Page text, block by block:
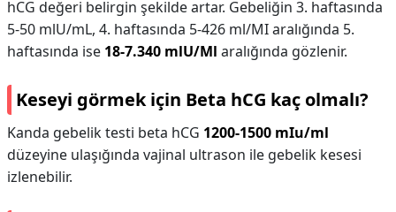
hCG değeri belirgin şekilde artar. Gebeliğin 3. haftasında
5-50 mlU/mL, 4. haftasında 5-426 ml/MI aralığında 5.
haftasında ise 18-7.340 mlU/Ml aralığında gözlenir.
Keseyi görmek için Beta hCG kaç olmalı?
Kanda gebelik testi beta hCG 1200-1500 mIu/ml
düzeyine ulaşığında vajinal ultrason ile gebelik kesesi
izlenebilir.